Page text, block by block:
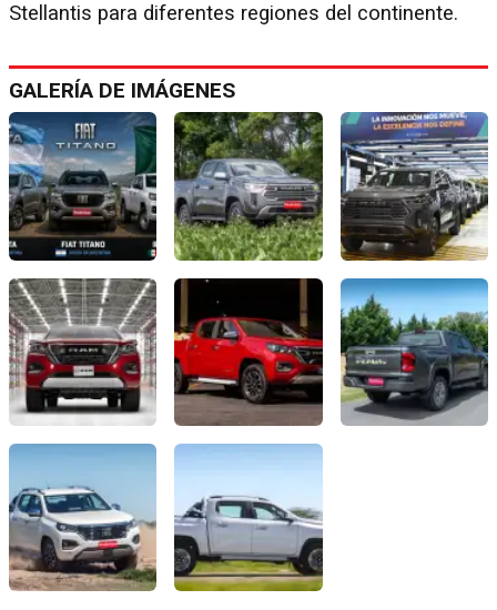
Stellantis para diferentes regiones del continente.
GALERÍA DE IMÁGENES